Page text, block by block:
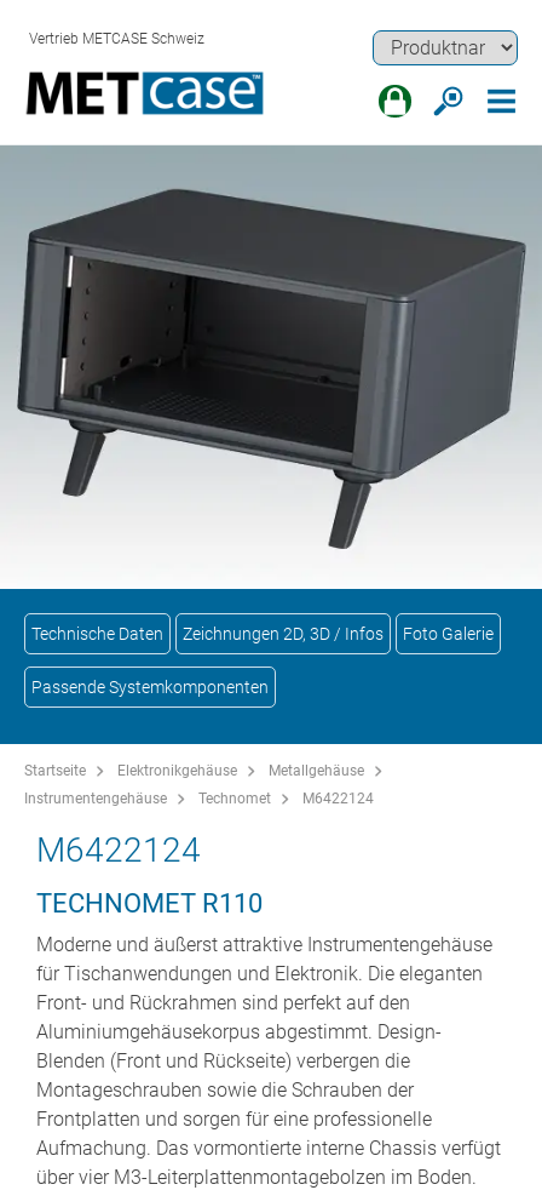
Vertrieb METCASE Schweiz
Technische Daten Zeichnungen 2D, 3D / Infos Foto Galerie
Passende Systemkomponenten
Startseite Elektronikgehäuse
Metallgehäuse
Instrumentengehäuse
Technomet M6422124
M6422124
TECHNOMET R110
Moderne und äußerst attraktive Instrumentengehäuse
für Tischanwendungen und Elektronik. Die eleganten
Front- und Rückrahmen sind perfekt auf den
Aluminiumgehäusekorpus abgestimmt. Design-
Blenden (Front und Rückseite) verbergen die
Montageschrauben sowie die Schrauben der
Frontplatten und sorgen für eine professionelle
Aufmachung. Das vormontierte interne Chassis verfügt
über vier M3-Leiterplattenmontagebolzen im Boden.